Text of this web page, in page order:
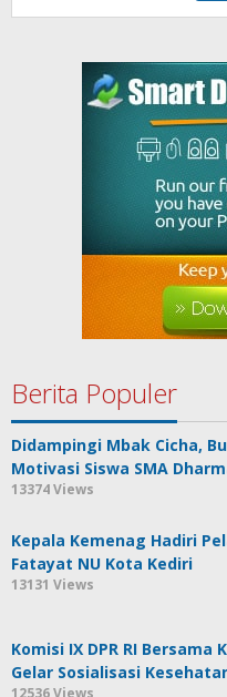
Berita Populer
Didampingi Mbak Cicha,
Motivasi Siswa SMA
13374 Views
Kepala Kemenag Hadiri
Fatayat NU Kota Kediri
13131 Views
Komisi IX DPR RI Bersama
Gelar Sosialisasi